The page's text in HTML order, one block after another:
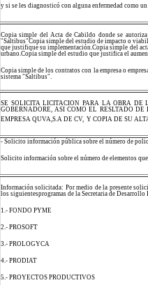
y si se les diagnosticó con alguna enfermedad como
Copia simple del Acta de Cabildo donde se
"Saltibus"Copia simple del estudio de impacto o
que justifique su implementación.Copia simple del
urbano.Copia simple del estudio que justifica el
Copia simple de los contratos con la empresa o
sistema "Saltibus".
SE SOLICITA LICITACION PARA LA OBRA
GOBERNADORE, ASI COMO EL RESLTADO
EMPRESA QUVA,S.A DE CV, Y COPIA DE SU
- Solicito información pública sobre el número de
Solicito información sobre el número de elementos
Información solicitada: Por medio de la presente
los siguientesprogramas de la Secretaria de
1.- FONDO PYME
2.- PROSOFT
3.- PROLOGYCA
4.- PRODIAT
5.- PROYECTOS PRODUCTIVOS